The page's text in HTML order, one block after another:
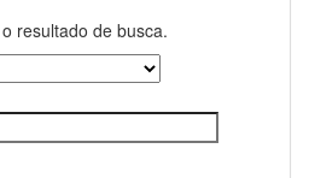
resultado de busca.